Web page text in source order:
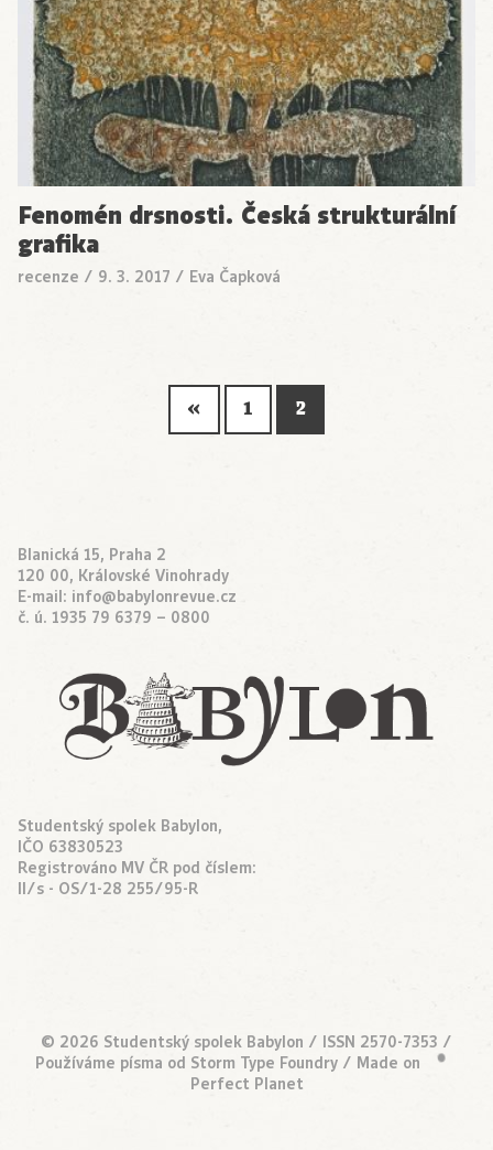
Fenomén drsnosti. Česká strukturální
grafika
recenze / 9. 3. 2017 / Eva Čapková
« 1 2
Blanická 15, Praha 2
120 00, Královské Vinohrady
E-mail: info@babylonrevue.cz
č. ú. 1935 79 6379 – 0800
Studentský spolek Babylon,
IČO 63830523
Registrováno MV ČR pod číslem:
II/s - OS/1-28 255/95-R
© 2026 Studentský spolek Babylon / ISSN 2570-7353 /
Používáme písma od Storm Type Foundry / Made on
Perfect Planet